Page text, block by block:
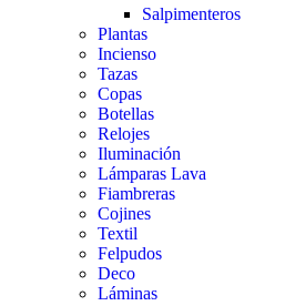
Salpimenteros
Plantas
Incienso
Tazas
Copas
Botellas
Relojes
Iluminación
Lámparas Lava
Fiambreras
Cojines
Textil
Felpudos
Deco
Láminas